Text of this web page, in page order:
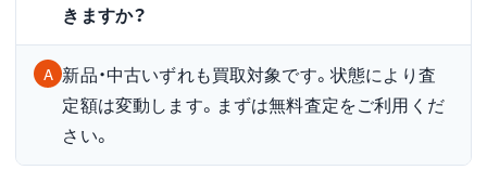
きますか？
A 新品・中古いずれも買取対象です。状態により査
定額は変動します。まずは無料査定をご利用くだ
さい。